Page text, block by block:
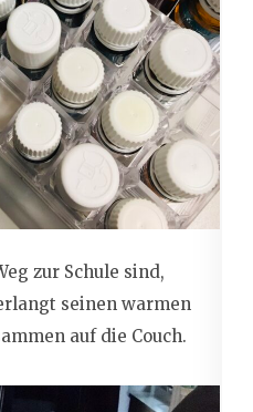
zur Schule sind,
seinen warmen
auf die Couch.